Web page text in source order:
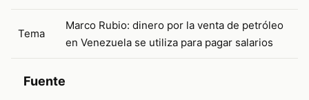
Tema
Marco Rubio: dinero por la venta de petróleo
en Venezuela se utiliza para pagar salarios
Fuente